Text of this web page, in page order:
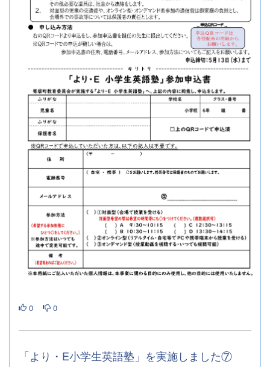
0 0
「より・E小学生英語塾」を実施しました⑦